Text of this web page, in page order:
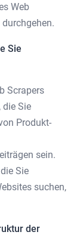
Web
Sie
Scrapers
die Sie
Produkt-
sein.
Sie
suchen,
der